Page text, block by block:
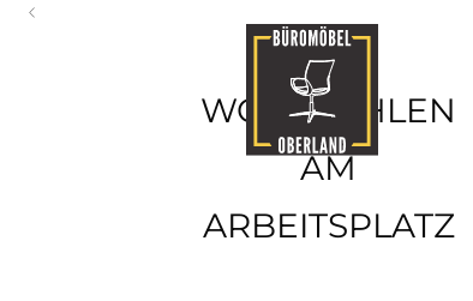
WOHLFÜHLEN
AM
ARBEITSPLATZ